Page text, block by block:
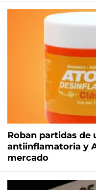
Roban partidas de
antiinflamatoria y
mercado